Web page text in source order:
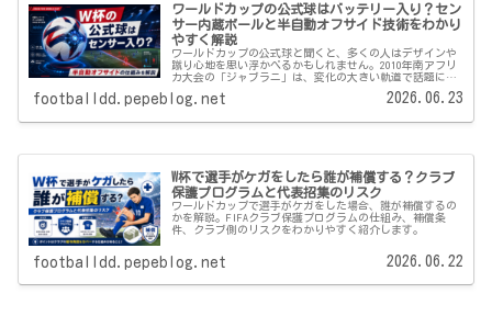
ワールドカップの公式球はバッテリー入り？セン
サー内蔵ボールと半自動オフサイド技術をわかり
やすく解説
ワールドカップの公式球と聞くと、多くの人はデザインや
蹴り心地を思い浮かべるかもしれません。2010年南アフリ
カ大会の「ジャブラニ」は、変化の大きい軌道で話題にな
ロシア大会の「テルス...
footballdd.pepeblog.net 2026.06.23
W杯で選手がケガをしたら誰が補償する？クラブ
保護プログラムと代表招集のリスク
ワールドカップで選手がケガをした場合、誰が補償するの
かを解説。FIFAクラブ保護プログラムの仕組み、補償条
件、クラブ側のリスクをわかりやすく紹介します。
footballdd.pepeblog.net 2026.06.22